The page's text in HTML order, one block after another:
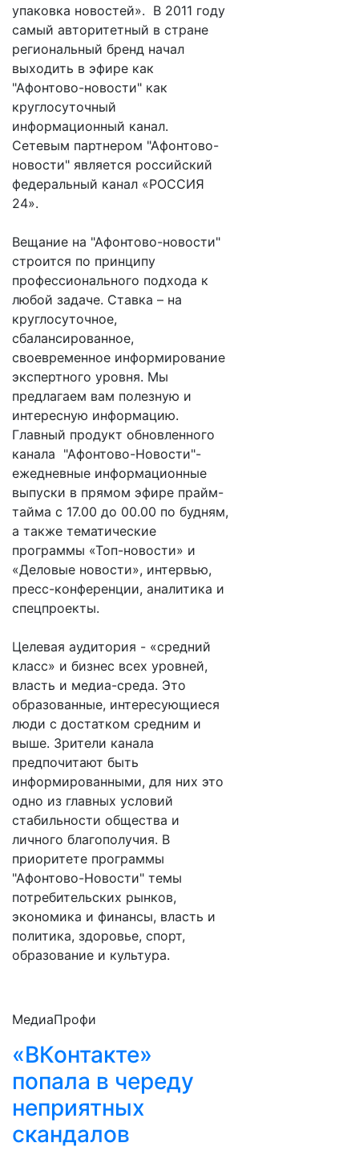
упаковка новостей». В 2011 году
самый авторитетный в стране
региональный бренд начал
выходить в эфире как
"Афонтово-новости" как
круглосуточный
информационный канал.
Сетевым партнером "Афонтово-
новости" является российский
федеральный канал «РОССИЯ
24».
Вещание на "Афонтово-новости"
строится по принципу
профессионального подхода к
любой задаче. Ставка – на
круглосуточное,
сбалансированное,
своевременное информирование
экспертного уровня. Мы
предлагаем вам полезную и
интересную информацию.
Главный продукт обновленного
канала "Афонтово-Новости"-
ежедневные информационные
выпуски в прямом эфире прайм-
тайма с 17.00 до 00.00 по будням,
а также тематические
программы «Топ-новости» и
«Деловые новости», интервью,
пресс-конференции, аналитика и
спецпроекты.
Целевая аудитория - «средний
класс» и бизнес всех уровней,
власть и медиа-среда. Это
образованные, интересующиеся
люди с достатком средним и
выше. Зрители канала
предпочитают быть
информированными, для них это
одно из главных условий
стабильности общества и
личного благополучия. В
приоритете программы
"Афонтово-Новости" темы
потребительских рынков,
экономика и финансы, власть и
политика, здоровье, спорт,
образование и культура.
МедиаПрофи
«ВКонтакте»
попала в череду
неприятных
скандалов